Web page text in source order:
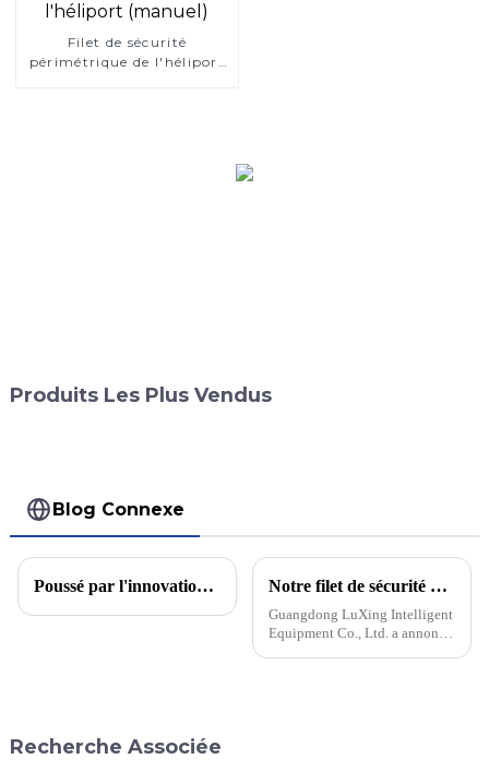
Filet de sécurité
périmétrique de l'héliport
Produits Les Plus Vendus
Blog Connexe
Poussé par l'innovation, à la tête d'une nouvelle ère de production industrielle d'aluminium Notre filet de sécurité a grandement amélioré la sécurité de l'héliport
Guangdong LuXing Intelligent
Equipment Co., Ltd. a annoncé
Recherche Associée